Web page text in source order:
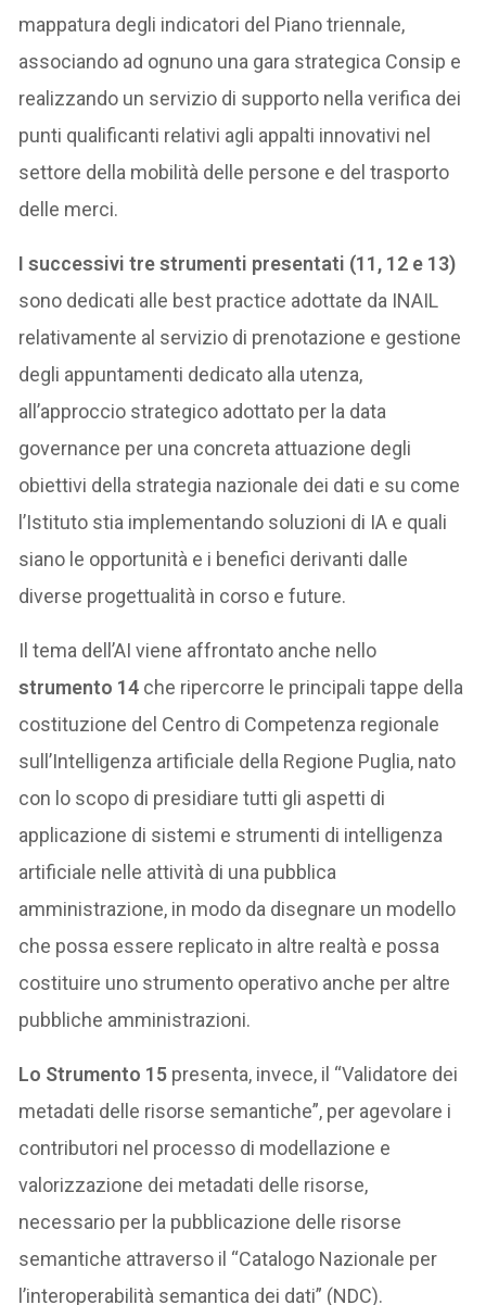
mappatura degli indicatori del Piano triennale,
associando ad ognuno una gara strategica Consip e
realizzando un servizio di supporto nella verifica dei
punti qualificanti relativi agli appalti innovativi nel
settore della mobilità delle persone e del trasporto
delle merci.
I successivi tre strumenti presentati (11, 12 e 13)
sono dedicati alle best practice adottate da INAIL
relativamente al servizio di prenotazione e gestione
degli appuntamenti dedicato alla utenza,
all’approccio strategico adottato per la data
governance per una concreta attuazione degli
obiettivi della strategia nazionale dei dati e su come
l’Istituto stia implementando soluzioni di IA e quali
siano le opportunità e i benefici derivanti dalle
diverse progettualità in corso e future.
Il tema dell’AI viene affrontato anche nello
strumento 14 che ripercorre le principali tappe della
costituzione del Centro di Competenza regionale
sull’Intelligenza artificiale della Regione Puglia, nato
con lo scopo di presidiare tutti gli aspetti di
applicazione di sistemi e strumenti di intelligenza
artificiale nelle attività di una pubblica
amministrazione, in modo da disegnare un modello
che possa essere replicato in altre realtà e possa
costituire uno strumento operativo anche per altre
pubbliche amministrazioni.
Lo Strumento 15 presenta, invece, il “Validatore dei
metadati delle risorse semantiche”, per agevolare i
contributori nel processo di modellazione e
valorizzazione dei metadati delle risorse,
necessario per la pubblicazione delle risorse
semantiche attraverso il “Catalogo Nazionale per
l’interoperabilità semantica dei dati” (NDC).